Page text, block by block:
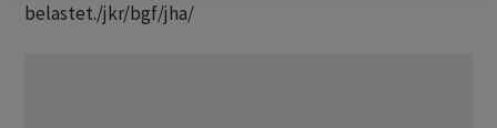
belastet./jkr/bgf/jha/